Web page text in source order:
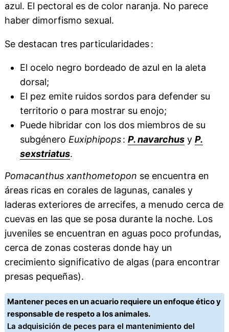
azul. El pectoral es de color naranja. No parece
haber dimorfismo sexual.
Se destacan tres particularidades :
El ocelo negro bordeado de azul en la aleta
dorsal;
El pez emite ruidos sordos para defender su
territorio o para mostrar su enojo;
Puede hibridar con los dos miembros de su
subgénero Euxiphipops: P. navarchusy P.
sexstriatus.
Pomacanthus xanthometopon se encuentra en
áreas ricas en corales de lagunas, canales y
laderas exteriores de arrecifes, a menudo cerca de
cuevas en las que se posa durante la noche. Los
juveniles se encuentran en aguas poco profundas,
cerca de zonas costeras donde hay un
crecimiento significativo de algas (para encontrar
presas pequeñas).
Mantener peces en un acuario requiere un enfoque ético y
responsable de respeto a los animales.
La adquisición de peces para el mantenimiento del